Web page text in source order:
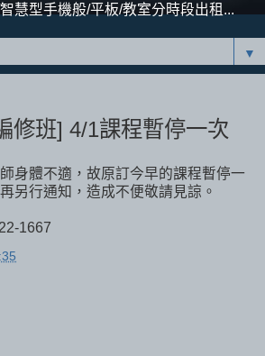
慧型手機般/平板/教室分時段出租...
▼
修班] 4/1課程暫停一次
身體不適，故原訂今早的課程暫停一
另行通知，造成不便敬請見諒。
1667